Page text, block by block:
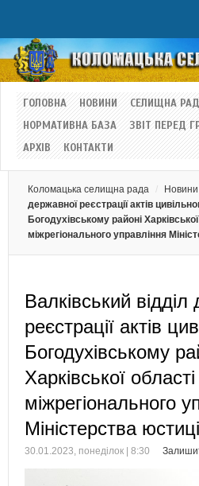
ГОЛОВНА НОВИНИ СЕЛИЩНА
НОРМАТИВНА БАЗА
ЗВІТ ПЕРЕД
АРХІВ
КОНТАКТИ
Коломацька селищна рада Новини
державної реєстрації актів
Богодухівському районі
міжрегіонального управління
Валківський
реєстрації актів
Богодухівському
Харківської
міжрегіонального
Міністерства
30.01.2023, понеділок | 8:30